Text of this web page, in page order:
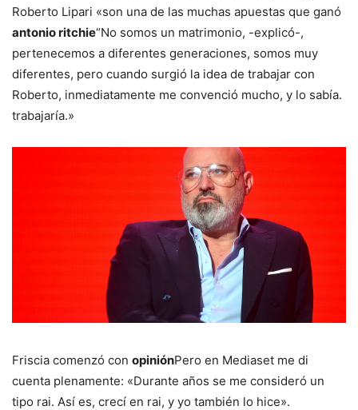
Roberto Lipari «son una de las muchas apuestas que ganó
antonio ritchie“No somos un matrimonio, -explicó-,
pertenecemos a diferentes generaciones, somos muy
diferentes, pero cuando surgió la idea de trabajar con
Roberto, inmediatamente me convenció mucho, y lo sabía.
trabajaría.»
Friscia comenzó con opiniónPero en Mediaset me di
cuenta plenamente: «Durante años se me consideró un
tipo rai. Así es, crecí en rai, y yo también lo hice».